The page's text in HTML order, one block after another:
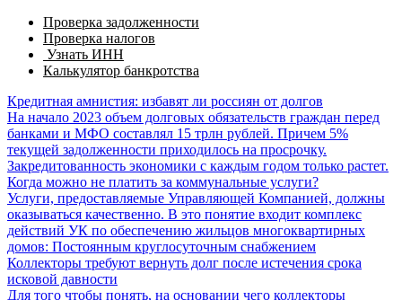
Проверка задолженности
Проверка налогов
Узнать ИНН
Калькулятор банкротства
Кредитная амнистия: избавят ли россиян от долгов
На начало 2023 объем долговых обязательств граждан перед
банками и МФО составлял 15 трлн рублей. Причем 5%
текущей задолженности приходилось на просрочку.
Закредитованность экономики с каждым годом только растет.
Когда можно не платить за коммунальные услуги?
Услуги, предоставляемые Управляющей Компанией, должны
оказываться качественно. В это понятие входит комплекс
действий УК по обеспечению жильцов многоквартирных
домов: Постоянным круглосуточным снабжением
Коллекторы требуют вернуть долг после истечения срока
исковой давности
Для того чтобы понять, на основании чего коллекторы